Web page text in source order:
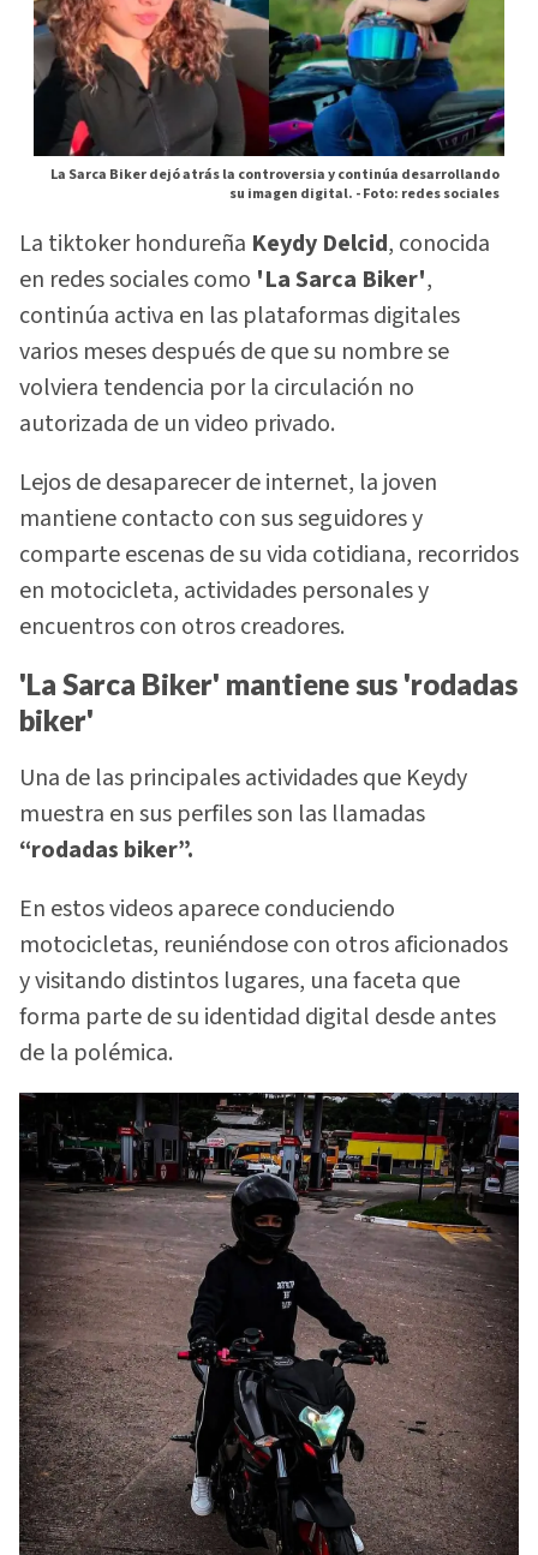
La Sarca Biker dejó atrás la controversia y continúa desarrollando
su imagen digital. -Foto: redes sociales
La tiktoker hondureña Keydy Delcid, conocida
en redes sociales como 'La Sarca Biker',
continúa activa en las plataformas digitales
varios meses después de que su nombre se
volviera tendencia por la circulación no
autorizada de un video privado.
Lejos de desaparecer de internet, la joven
mantiene contacto con sus seguidores y
comparte escenas de su vida cotidiana, recorridos
en motocicleta, actividades personales y
encuentros con otros creadores.
'La Sarca Biker' mantiene sus 'rodadas
biker'
Una de las principales actividades que Keydy
muestra en sus perfiles son las llamadas
“rodadas biker”.
En estos videos aparece conduciendo
motocicletas, reuniéndose con otros aficionados
y visitando distintos lugares, una faceta que
forma parte de su identidad digital desde antes
de la polémica.